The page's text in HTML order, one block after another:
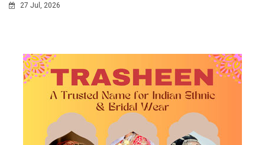
27 Jul, 2026